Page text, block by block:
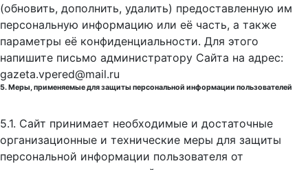
(обновить, дополнить, удалить) предоставленную им
персональную информацию или её часть, а также
параметры её конфиденциальности. Для этого
напишите письмо администратору Сайта на адрес:
gazeta.vpered@mail.ru
5. Меры, применяемые для защиты персональной информации пользователей
5.1. Сайт принимает необходимые и достаточные
организационные и технические меры для защиты
персональной информации пользователя от